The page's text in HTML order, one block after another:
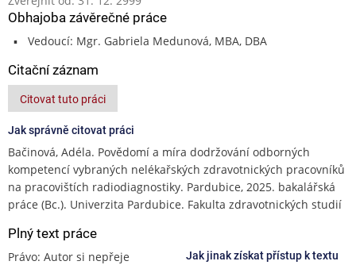
Obhajoba závěrečné práce
Vedoucí: Mgr. Gabriela Medunová, MBA, DBA
Citační záznam
Citovat tuto práci
Jak správně citovat práci
Bačinová, Adéla. Povědomí a míra dodržování odborných
kompetencí vybraných nelékařských zdravotnických pracovníků
na pracovištích radiodiagnostiky. Pardubice, 2025. bakalářská
práce (Bc.). Univerzita Pardubice. Fakulta zdravotnických studií
Plný text práce
Právo: Autor si nepřeje
Jak jinak získat přístup k textu